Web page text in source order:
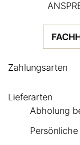
Zahlungsarten
Lieferarten
Abholung